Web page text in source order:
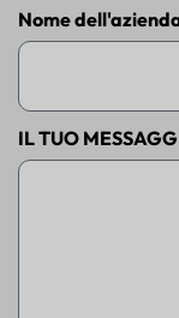
Nome
IL TUO